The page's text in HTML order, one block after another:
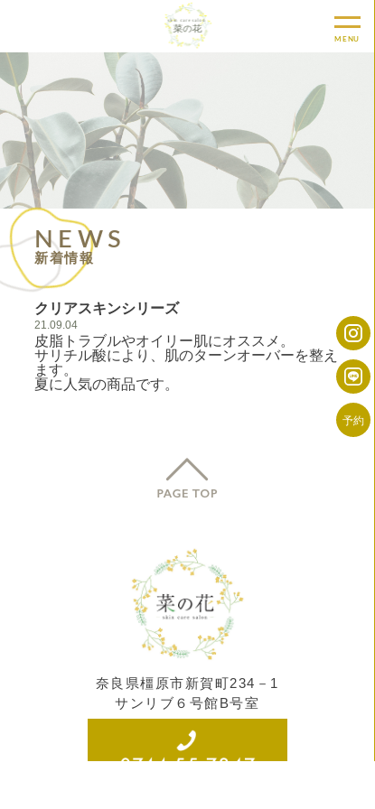
MENU
NEWS
新着情報
クリアスキンシリーズ
21.09.04
皮脂トラブルやオイリー肌にオススメ。
サリチル酸により、肌のターンオーバーを整え
ます。
夏に人気の商品です。
奈良県橿原市新賀町234－1
サンリブ６号館B号室